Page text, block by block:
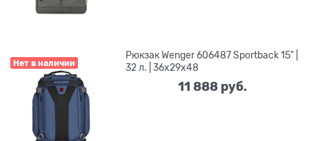
Нет в наличии
Рюкзак Wenger 606487 Sportback 15" |
32 л. | 36x29x48
11 888 руб.